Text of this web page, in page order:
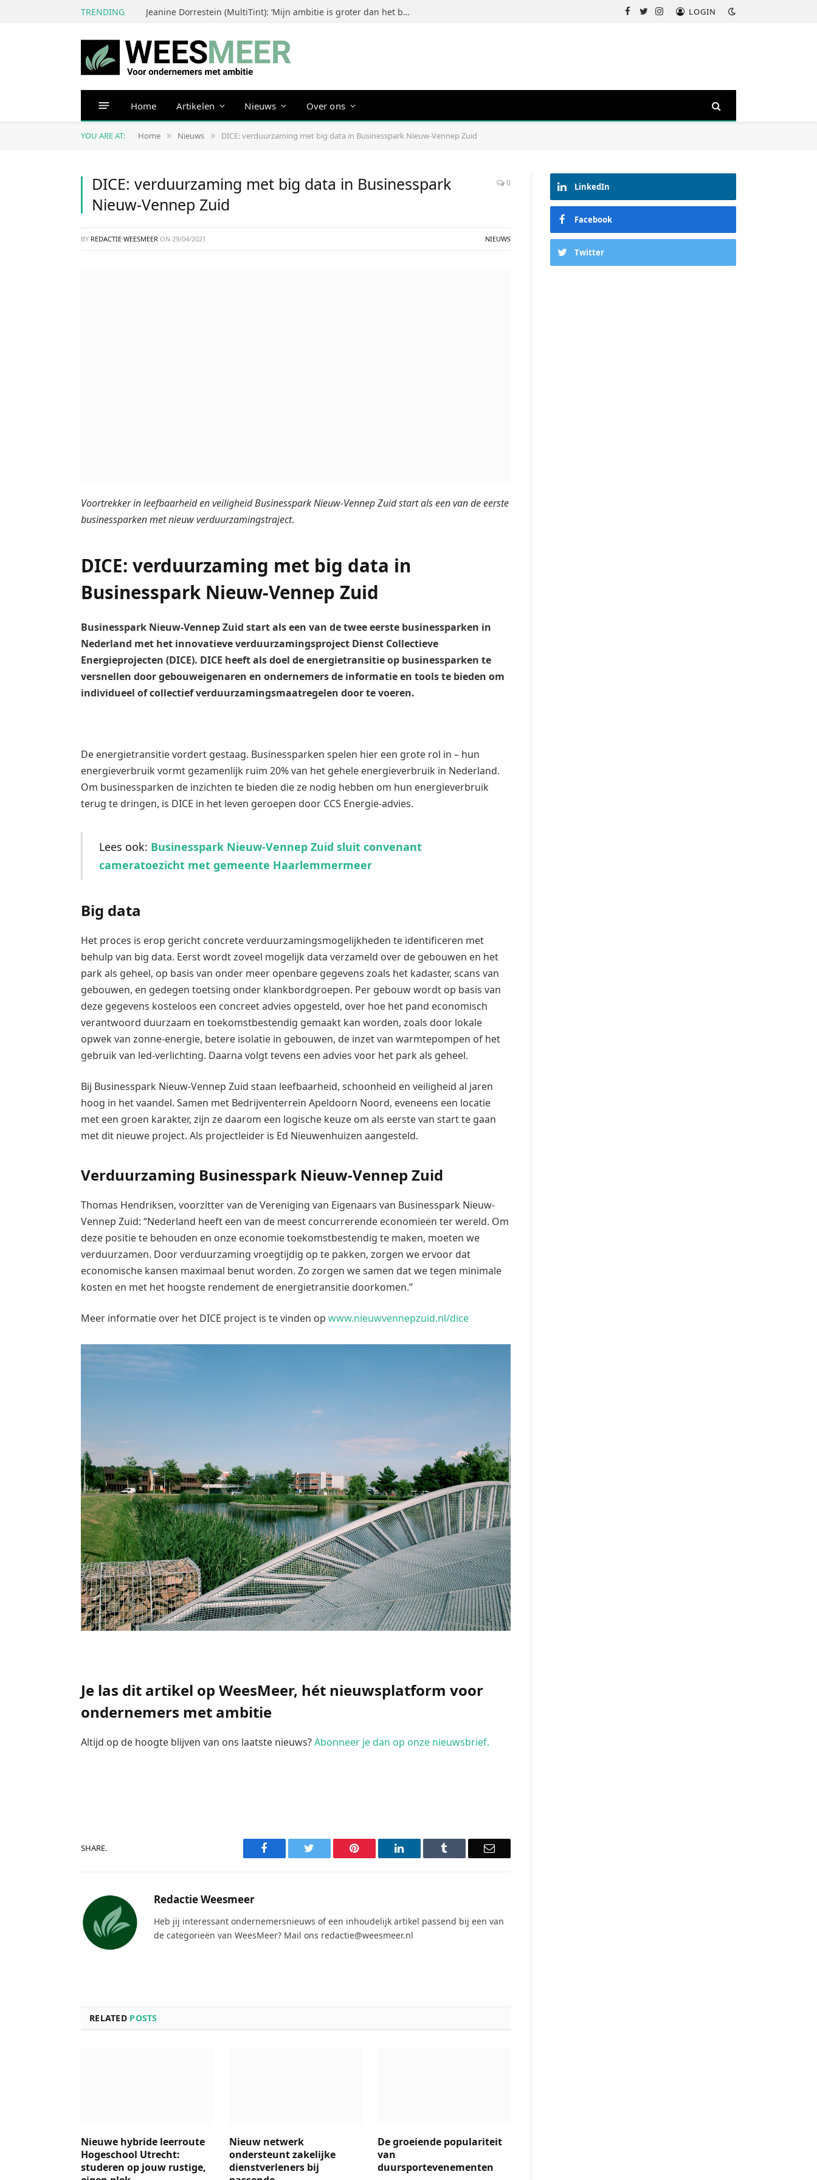
TRENDING Jeanine Dorrestein (MultiTint): ‘Mijn ambitie is groter dan het bouwen van een succesvol merk’ Facebook
TwitterInstagramLOGIN
Home Artikelen Nieuws Over ons
YOU ARE AT: Home » Nieuws » DICE: verduurzaming met big data in Businesspark Nieuw-Vennep Zuid
DICE: verduurzaming met big data in Businesspark
Nieuw-Vennep Zuid
0
BY REDACTIE WEESMEER ON 29/04/2021 NIEUWS
Voortrekker in leefbaarheid en veiligheid Businesspark Nieuw-Vennep Zuid start als een van de eerste
businessparken met nieuw verduurzamingstraject.
DICE: verduurzaming met big data in
Businesspark Nieuw-Vennep Zuid
Businesspark Nieuw-Vennep Zuid start als een van de twee eerste businessparken in
Nederland met het innovatieve verduurzamingsproject Dienst Collectieve
Energieprojecten (DICE). DICE heeft als doel de energietransitie op businessparken te
versnellen door gebouweigenaren en ondernemers de informatie en tools te bieden om
individueel of collectief verduurzamingsmaatregelen door te voeren.
De energietransitie vordert gestaag. Businessparken spelen hier een grote rol in – hun
energieverbruik vormt gezamenlijk ruim 20% van het gehele energieverbruik in Nederland.
Om businessparken de inzichten te bieden die ze nodig hebben om hun energieverbruik
terug te dringen, is DICE in het leven geroepen door CCS Energie-advies.
Lees ook: Businesspark Nieuw-Vennep Zuid sluit convenant
cameratoezicht met gemeente Haarlemmermeer
Big data
Het proces is erop gericht concrete verduurzamingsmogelijkheden te identificeren met
behulp van big data. Eerst wordt zoveel mogelijk data verzameld over de gebouwen en het
park als geheel, op basis van onder meer openbare gegevens zoals het kadaster, scans van
gebouwen, en gedegen toetsing onder klankbordgroepen. Per gebouw wordt op basis van
deze gegevens kosteloos een concreet advies opgesteld, over hoe het pand economisch
verantwoord duurzaam en toekomstbestendig gemaakt kan worden, zoals door lokale
opwek van zonne-energie, betere isolatie in gebouwen, de inzet van warmtepompen of het
gebruik van led-verlichting. Daarna volgt tevens een advies voor het park als geheel.
Bij Businesspark Nieuw-Vennep Zuid staan leefbaarheid, schoonheid en veiligheid al jaren
hoog in het vaandel. Samen met Bedrijventerrein Apeldoorn Noord, eveneens een locatie
met een groen karakter, zijn ze daarom een logische keuze om als eerste van start te gaan
met dit nieuwe project. Als projectleider is Ed Nieuwenhuizen aangesteld.
Verduurzaming Businesspark Nieuw-Vennep Zuid
Thomas Hendriksen, voorzitter van de Vereniging van Eigenaars van Businesspark Nieuw-
Vennep Zuid: “Nederland heeft een van de meest concurrerende economieën ter wereld. Om
deze positie te behouden en onze economie toekomstbestendig te maken, moeten we
verduurzamen. Door verduurzaming vroegtijdig op te pakken, zorgen we ervoor dat
economische kansen maximaal benut worden. Zo zorgen we samen dat we tegen minimale
kosten en met het hoogste rendement de energietransitie doorkomen.”
Meer informatie over het DICE project is te vinden op www.nieuwvennepzuid.nl/dice
Je las dit artikel op WeesMeer, hét nieuwsplatform voor
ondernemers met ambitie
Altijd op de hoogte blijven van ons laatste nieuws?Abonneer je dan op onze nieuwsbrief.
SHARE. Facebook Pinterest LinkedIn Email
Redactie Weesmeer
Heb jij interessant ondernemersnieuws of een inhoudelijk artikel passend bij een van
de categorieën van WeesMeer? Mail ons redactie@weesmeer.nl
RELATED POSTS
Nieuwe hybride leerroute
Hogeschool Utrecht:
studeren op jouw rustige,
Nieuw netwerk
ondersteunt zakelijke
dienstverleners bij
De groeiende populariteit
van
duursportevenementen
LinkedIn
Facebook
Twitter